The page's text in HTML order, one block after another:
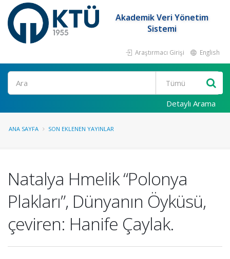
Akademik Veri Yönetim
Sistemi
Araştırmacı Girişi English
Ara
Detaylı Arama
ANA SAYFA SON EKLENEN YAYINLAR
Natalya Hmelik “Polonya
Plakları”, Dünyanın Öyküsü,
çeviren: Hanife Çaylak.